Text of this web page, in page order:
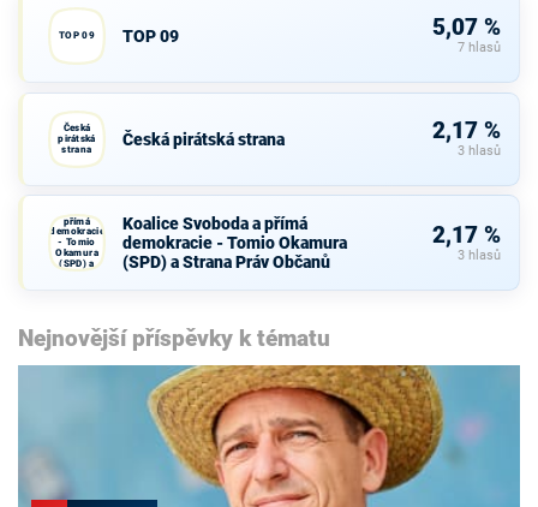
TOP 09 TOP 09 5,07 %
7 hlasů
Česká
pirátská
strana
Česká pirátská strana 2,17 %
3 hlasů
přímá
demokracie
- Tomio
Okamura
(SPD) a
Strana Práv
Koalice Svoboda a přímá
demokracie - Tomio Okamura
(SPD) a Strana Práv Občanů
2,17 %
3 hlasů
Nejnovější příspěvky k tématu